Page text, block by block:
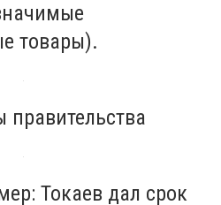
товары).
правительства
Токаев дал срок